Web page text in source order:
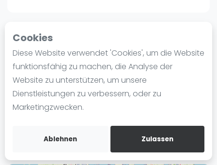
Cookies
Diese Website verwendet 'Cookies', um die Website
funktionsfähig zu machen, die Analyse der
Website zu unterstützen, um unsere
Dienstleistungen zu verbessern, oder zu
Marketingzwecken.
Ablehnen Zulassen
Blog
Die Geschichte von Padel
Regeln und Punktzählung
Padel Schläge
Video
Playtomic (Abgesagt))
P3 Padel Club Hamburg | Hamburg
Havighorster Weg 16
21031Hamburg
Routebeschrijving